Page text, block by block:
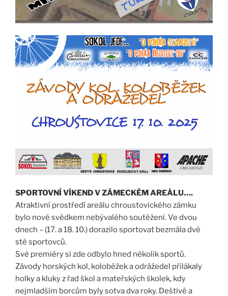
SPORTOVNÍ VÍKEND V ZÁMECKÉM AREÁLU….
Atraktivní prostředí areálu chroustovického zámku
bylo nově svědkem nebývalého soutěžení. Ve dvou
dnech – (17. a 18. 10.) dorazilo sportovat bezmála dvě
stě sportovců.
Své premiéry si zde odbylo hned několik sportů.
Závody horských kol, koloběžek a odrážedel přilákaly
holky a kluky z řad škol a mateřských školek, kdy
nejmladším borcům byly sotva dva roky. Deštivé a